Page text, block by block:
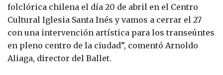
folclórica chilena el día 20 de abril en el Centro
Cultural Iglesia Santa Inés y vamos a cerrar el 27
con una intervención artística para los transeúntes
en pleno centro de la ciudad”, comentó Arnoldo
Aliaga, director del Ballet.